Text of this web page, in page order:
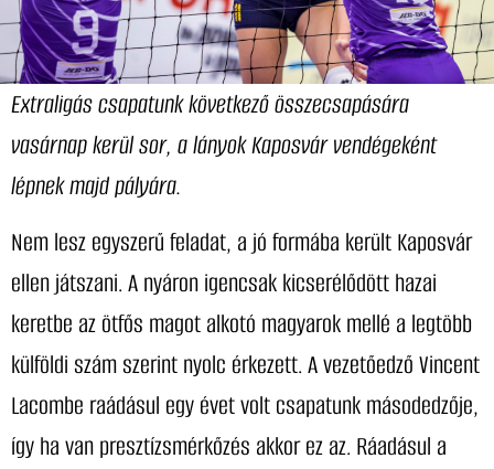
Extraligás csapatunk következő összecsapására
vasárnap kerül sor, a lányok Kaposvár vendégeként
lépnek majd pályára.
Nem lesz egyszerű feladat, a jó formába került Kaposvár
ellen játszani. A nyáron igencsak kicserélődött hazai
keretbe az ötfős magot alkotó magyarok mellé a legtöbb
külföldi szám szerint nyolc érkezett. A vezetőedző Vincent
Lacombe raádásul egy évet volt csapatunk másodedzője,
így ha van presztízsmérkőzés akkor ez az. Ráadásul a